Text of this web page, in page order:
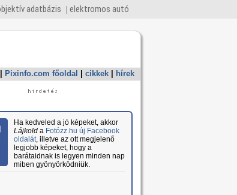
adatbázis elektromos autó
Pixinfo.com főoldal cikkek hírek
Ha kedveled a jó képeket, akkor
Lájkolda Fotózz.hu új Facebook
oldalát, illetve az ott megjelenő
legjobb képeket, hogy a
barátaidnak is legyen minden nap
miben gyönyörködniük.